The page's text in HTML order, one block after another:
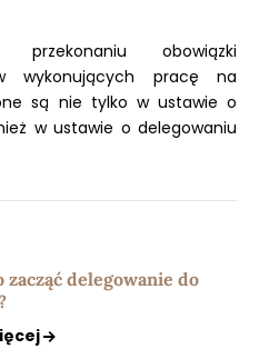
przekonaniu obowiązki
wykonujących pracę na
są nie tylko w ustawie o
w ustawie o delegowaniu
zacząć delegowanie do